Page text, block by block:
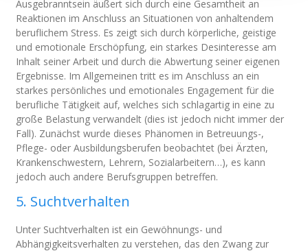
Ausgebranntsein äußert sich durch eine Gesamtheit an
Reaktionen im Anschluss an Situationen von anhaltendem
beruflichem Stress. Es zeigt sich durch körperliche, geistige
und emotionale Erschöpfung, ein starkes Desinteresse am
Inhalt seiner Arbeit und durch die Abwertung seiner eigenen
Ergebnisse. Im Allgemeinen tritt es im Anschluss an ein
starkes persönliches und emotionales Engagement für die
berufliche Tätigkeit auf, welches sich schlagartig in eine zu
große Belastung verwandelt (dies ist jedoch nicht immer der
Fall). Zunächst wurde dieses Phänomen in Betreuungs-,
Pflege- oder Ausbildungsberufen beobachtet (bei Ärzten,
Krankenschwestern, Lehrern, Sozialarbeitern…), es kann
jedoch auch andere Berufsgruppen betreffen.
5. Suchtverhalten
Unter Suchtverhalten ist ein Gewöhnungs- und
Abhängigkeitsverhalten zu verstehen, das den Zwang zur